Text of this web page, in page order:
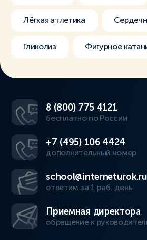
Лёгкая атлетика
Гликолиз Фигурное
8 (800) 775 4121
бесплатно по России
+7 (495) 106 4424
дополнительный номер
school@interneturok.ru
ответим за 1 раб. день
Приемная директора
обращение к